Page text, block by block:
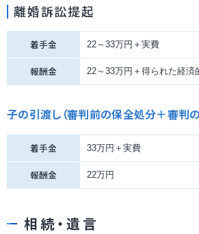
離婚訴訟提起
着手金 22～33万円＋実費
報酬金 22～33万円＋得られた経済
子の引渡し（審判前の保全処分＋審判の
着手金 33万円＋実費
報酬金 22万円
相続・遺言